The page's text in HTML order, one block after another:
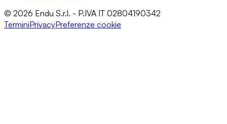
© 2026 Endu S.r.l. - P.IVA IT 02804190342
TerminiPrivacyPreferenze cookie